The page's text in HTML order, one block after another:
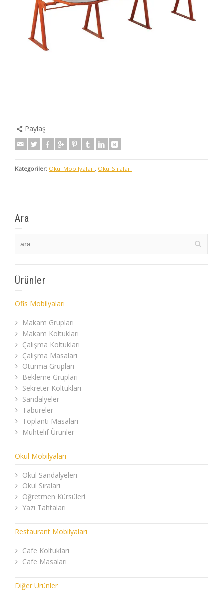
Paylaş
Kategoriler: Okul Mobilyaları, Okul Sıraları
Ara
Ürünler
Ofis Mobilyaları
Makam Grupları
Makam Koltukları
Çalışma Koltukları
Çalışma Masaları
Oturma Grupları
Bekleme Grupları
Sekreter Koltukları
Sandalyeler
Tabureler
Toplantı Masaları
Muhtelif Ürünler
Okul Mobilyaları
Okul Sandalyeleri
Okul Sıraları
Öğretmen Kürsüleri
Yazı Tahtaları
Restaurant Mobilyaları
Cafe Koltukları
Cafe Masaları
Diğer Ürünler